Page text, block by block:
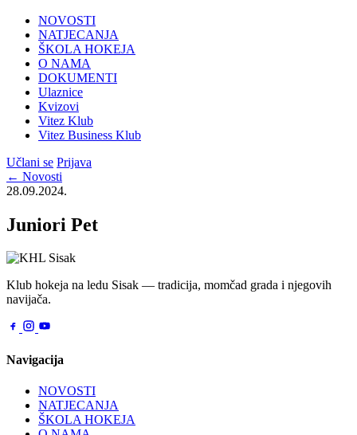
NOVOSTI
NATJECANJA
ŠKOLA HOKEJA
O NAMA
DOKUMENTI
Ulaznice
Kvizovi
Vitez Klub
Vitez Business Klub
Učlani se Prijava
← Novosti
28.09.2024.
Juniori Pet
Klub hokeja na ledu Sisak — tradicija, momčad grada i njegovih
navijača.
Navigacija
NOVOSTI
NATJECANJA
ŠKOLA HOKEJA